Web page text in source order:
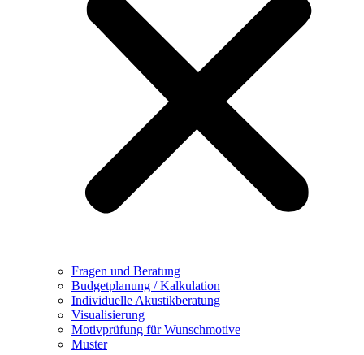
Fragen und Beratung
Budgetplanung / Kalkulation
Individuelle Akustikberatung
Visualisierung
Motivprüfung für Wunschmotive
Muster